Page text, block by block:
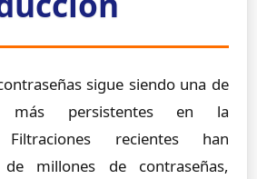
sigue siendo una de
más persistentes en la
Filtraciones recientes han
millones de contraseñas,